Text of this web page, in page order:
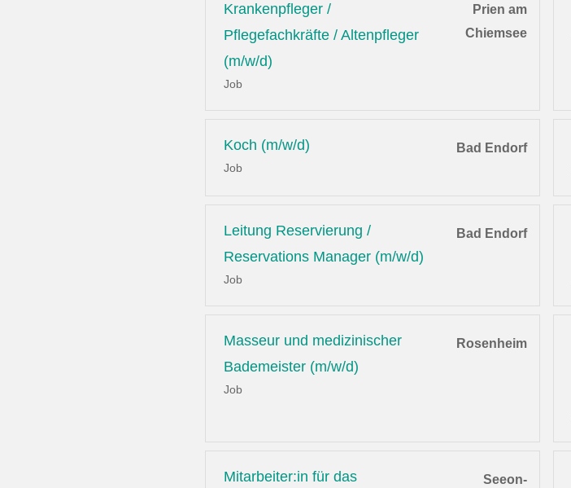
Krankenpfleger /
Pflegefachkräfte / Altenpfleger
(m/w/d)
Job
Prien am
Chiemsee
Koch (m/w/d)
Job
Bad Endorf
Leitung Reservierung /
Reservations Manager (m/w/d)
Job
Bad Endorf
Masseur und medizinischer
Bademeister (m/w/d)
Job
Rosenheim
Mitarbeiter:in für das
Seeon-